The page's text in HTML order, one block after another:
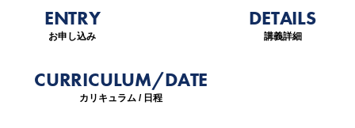
MEMBER
CONACT お問い合わせ
ENTRY
お申し込み
DETAILS
講義詳細
CURRICULUM/DATE
カリキュラム / 日程